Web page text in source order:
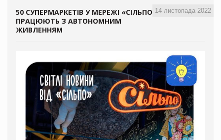
14 листопада 2022
50 СУПЕРМАРКЕТІВ У МЕРЕЖІ «СІЛЬПО»
ПРАЦЮЮТЬ З АВТОНОМНИМ
ЖИВЛЕННЯМ